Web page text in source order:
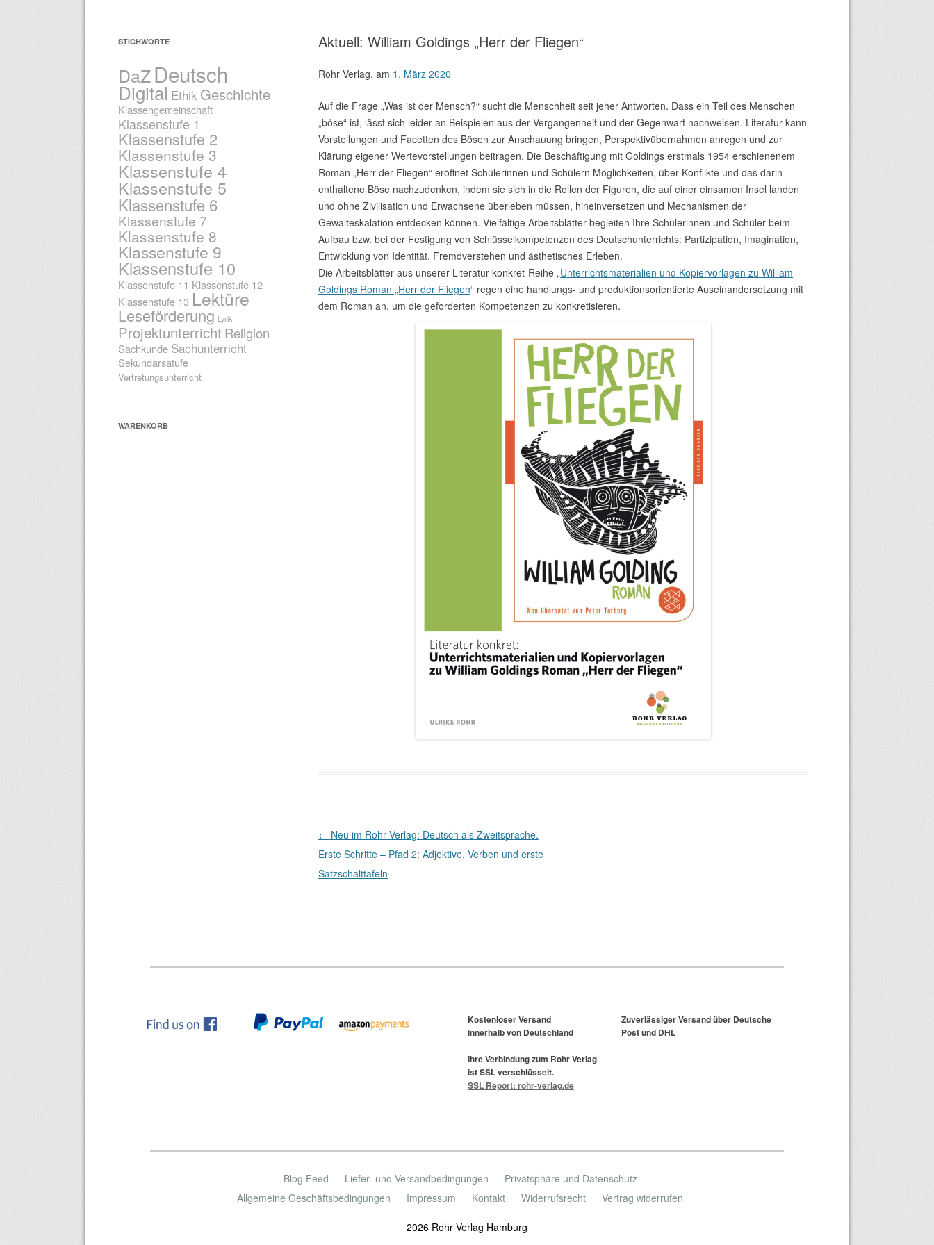
Aktuell: William Goldings „Herr der Fliegen“
Rohr Verlag, am 1. März 2020
Auf die Frage „Was ist der Mensch?“ sucht die Menschheit seit jeher Antworten. Dass ein Teil des Menschen
„böse“ ist, lässt sich leider an Beispielen aus der Vergangenheit und der Gegenwart nachweisen. Literatur kann
Vorstellungen und Facetten des Bösen zur Anschauung bringen, Perspektivübernahmen anregen und zur
Klärung eigener Wertevorstellungen beitragen. Die Beschäftigung mit Goldings erstmals 1954 erschienenem
Roman „Herr der Fliegen“ eröffnet Schülerinnen und Schülern Möglichkeiten, über Konflikte und das darin
enthaltene Böse nachzudenken, indem sie sich in die Rollen der Figuren, die auf einer einsamen Insel landen
und ohne Zivilisation und Erwachsene überleben müssen, hineinversetzen und Mechanismen der
Gewalteskalation entdecken können. Vielfältige Arbeitsblätter begleiten Ihre Schülerinnen und Schüler beim
Aufbau bzw. bei der Festigung von Schlüsselkompetenzen des Deutschunterrichts: Partizipation, Imagination,
Entwicklung von Identität, Fremdverstehen und ästhetisches Erleben.
Die Arbeitsblätter aus unserer Literatur-konkret-Reihe „Unterrichtsmaterialien und Kopiervorlagen zu William
Goldings Roman „Herr der Fliegen“ regen eine handlungs- und produktionsorientierte Auseinandersetzung mit
dem Roman an, um die geforderten Kompetenzen zu konkretisieren.
Beitragsnavigation
← Neu im Rohr Verlag: Deutsch als Zweitsprache.
Erste Schritte – Pfad 2: Adjektive, Verben und erste
Satzschalttafeln
STICHWORTE
DaZDeutsch
Digital Ethik Geschichte
Klassengemeinschaft
Klassenstufe 1
Klassenstufe 2
Klassenstufe 3
Klassenstufe 4
Klassenstufe 5
Klassenstufe 6
Klassenstufe 7
Klassenstufe 8
Klassenstufe 9
Klassenstufe 10
Klassenstufe 11 Klassenstufe 12
Klassenstufe 13 Lektüre
Leseförderung Lyrik
Projektunterricht Religion
Sachkunde Sachunterricht
Sekundarsatufe
Vertretungsunterricht
WARENKORB
Kostenloser Versand
innerhalb von Deutschland
Ihre Verbindung zum Rohr Verlag
ist SSL verschlüsselt.
SSL Report: rohr-verlag.de
Zuverlässiger Versand über Deutsche
Post und DHL
Blog Feed Liefer- und Versandbedingungen
Privatsphäre und Datenschutz
Allgemeine Geschäftsbedingungen
Impressum Kontakt Widerrufsrecht Vertrag widerrufen
2026 Rohr Verlag Hamburg